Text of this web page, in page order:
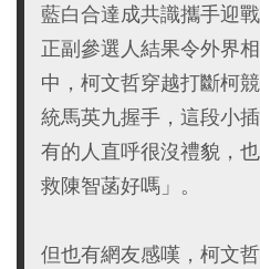
藍白合達成共識攜手迎
正副參選人結果令外界
中，柯文哲穿越打斷柯
統馬英九握手，這段小
有的人直呼很沒禮貌，
救陳智菡好嗎」。
但也有網友感嘆，柯文